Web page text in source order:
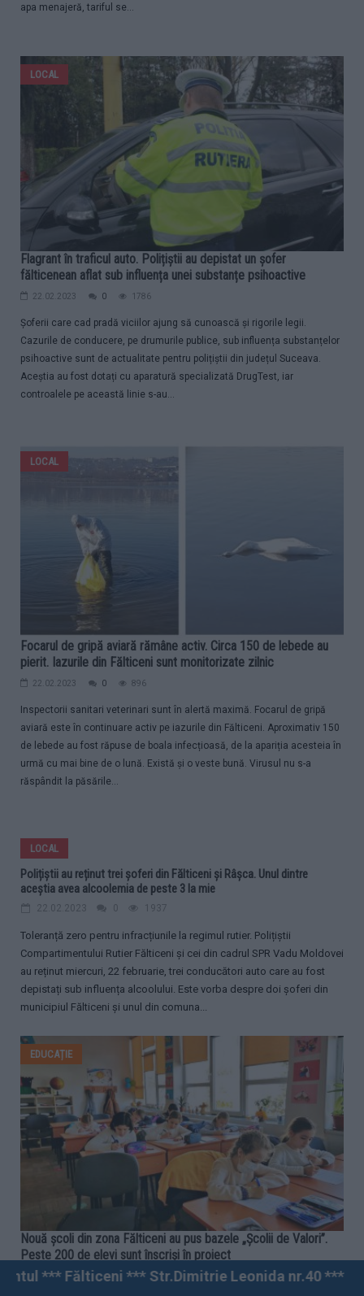
Leonida nr.40 *** 0230 546 380 ^^^
apa menajeră, tariful se...
LOCAL
Flagrant în traficul auto. Polițiștii au depistat un șofer
fălticenean aflat sub influența unei substanțe psihoactive
22.02.2023 0 1786
Șoferii care cad pradă viciilor ajung să cunoască și rigorile legii.
Cazurile de conducere, pe drumurile publice, sub influența substanțelor
psihoactive sunt de actualitate pentru polițiștii din județul Suceava.
Aceștia au fost dotați cu aparatură specializată DrugTest, iar
controalele pe această linie s-au...
LOCAL
Focarul de gripă aviară rămâne activ. Circa 150 de lebede au
pierit. Iazurile din Fălticeni sunt monitorizate zilnic
22.02.2023 0 896
Inspectorii sanitari veterinari sunt în alertă maximă. Focarul de gripă
aviară este în continuare activ pe iazurile din Fălticeni. Aproximativ 150
de lebede au fost răpuse de boala infecțioasă, de la apariția acesteia în
urmă cu mai bine de o lună. Există și o veste bună. Virusul nu s-a
răspândit la păsările...
LOCAL
Polițiștii au reținut trei șoferi din Fălticeni și Râșca. Unul dintre
aceștia avea alcoolemia de peste 3 la mie
22.02.2023 0 1937
Toleranță zero pentru infracțiunile la regimul rutier. Polițiștii
Compartimentului Rutier Fălticeni și cei din cadrul SPR Vadu Moldovei
au reținut miercuri, 22 februarie, trei conducători auto care au fost
depistați sub influența alcoolului. Este vorba despre doi șoferi din
municipiul Fălticeni și unul din comuna...
EDUCAȚIE
Nouă școli din zona Fălticeni au pus bazele „Școlii de Valori”.
Peste 200 de elevi sunt înscriși în proiect
20.02.2023 0 2085